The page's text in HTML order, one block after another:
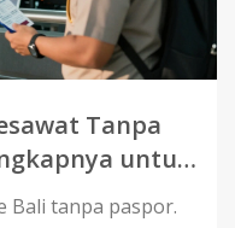
Tanpa
untuk
Bali tanpa paspor.